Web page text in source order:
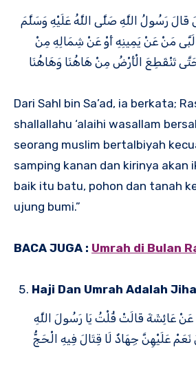
رَسُولُ اللَّهِ صَلَّى اللَّهُ عَلَيْهِ وَسَلَّمَ
لَبَّى مَنْ عَنْ يَمِينِهِ أَوْ عَنْ شِمَالِهِ مِنْ
تَنْقَطِعَ الْأَرْضُ مِنْ هَاهُنَا وَهَاهُنَا
Dari Sahl bin Sa’ad, ia berkata;
shallallahu ‘alaihi wasallam
seorang muslim bertalbiyah
samping kanan dan kirinya akan
baik itu batu, pohon dan tanah
ujung bumi.”
BACA JUGA : Umrah di Bulan
Haji Dan Umrah Adalah
عَائِشَةَ قَالَتْ قُلْتُ يَا رَسُولَ اللَّهِ
عَلَيْهِنَّ جِهَادٌ لَا قِتَالَ فِيهِ الْحَجُّ